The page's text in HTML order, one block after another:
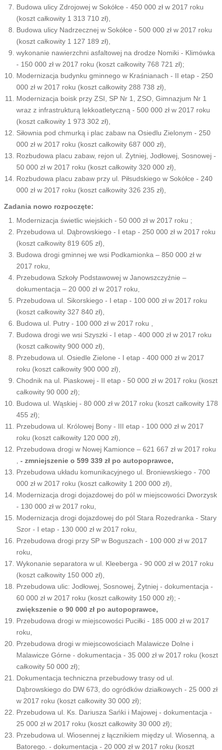
Budowa ulicy Zdrojowej w Sokółce - 450 000 zł w 2017 roku
(koszt całkowity 1 313 710 zł),
Budowa ulicy Nadrzecznej w Sokółce - 500 000 zł w 2017 roku
(koszt całkowity 1 127 189 zł),
wykonanie nawierzchni asfaltowej na drodze Nomiki - Klimówka
- 150 000 zł w 2017 roku (koszt całkowity 768 721 zł);
Modernizacja budynku gminnego w Kraśnianach - II etap - 250
000 zł w 2017 roku (koszt całkowity 288 738 zł),
Modernizacja boisk przy ZSI, SP Nr 1, ZSO, Gimnazjum Nr 1
wraz z infrastrukturą lekkoatletyczną - 500 000 zł w 2017 roku
(koszt całkowity 1 973 302 zł),
Siłownia pod chmurką i plac zabaw na Osiedlu Zielonym - 250
000 zł w 2017 roku (koszt całkowity 687 000 zł),
Rozbudowa placu zabaw, rejon ul. Żytniej, Jodłowej, Sosnowej -
50 000 zł w 2017 roku (koszt całkowity 320 000 zł),
Rozbudowa placu zabaw przy ul. Piłsudskiego w Sokółce - 240
000 zł w 2017 roku (koszt całkowity 326 235 zł),
Zadania nowo rozpoczęte:
Modernizacja świetlic wiejskich - 50 000 zł w 2017 roku ;
Przebudowa ul. Dąbrowskiego - I etap - 250 000 zł w 2017 roku
(koszt całkowity 819 605 zł),
Budowa drogi gminnej we wsi Podkamionka – 850 000 zł w
2017 roku,
Przebudowa Szkoły Podstawowej w Janowszczyźnie –
dokumentacja – 20 000 zł w 2017 roku,
Przebudowa ul. Sikorskiego - I etap - 100 000 zł w 2017 roku
(koszt całkowity 327 840 zł),
Budowa ul. Putry - 100 000 zł w 2017 roku ,
Budowa drogi we wsi Szyszki - I etap - 400 000 zł w 2017 roku
(koszt całkowity 900 000 zł),
Przebudowa ul. Osiedle Zielone - I etap - 400 000 zł w 2017
roku (koszt całkowity 900 000 zł),
Chodnik na ul. Piaskowej - II etap - 50 000 zł w 2017 roku (koszt
całkowity 90 000 zł);
Budowa ul. Wąskiej - 80 000 zł w 2017 roku (koszt całkowity 178
455 zł);
Przebudowa ul. Królowej Bony - III etap - 100 000 zł w 2017
roku (koszt całkowity 120 000 zł),
Przebudowa drogi w Nowej Kamionce – 621 667 zł w 2017 roku
- zmniejszenie o 599 339 zł po autopoprawce,
Przebudowa układu komunikacyjnego ul. Broniewskiego - 700
000 zł w 2017 roku (koszt całkowity 1 200 000 zł),
Modernizacja drogi dojazdowej do pól w miejscowości Dworzysk
- 130 000 zł w 2017 roku,
Modernizacja drogi dojazdowej do pól Stara Rozedranka - Stary
Szor - I etap - 130 000 zł w 2017 roku,
Przebudowa drogi przy SP w Boguszach - 100 000 zł w 2017
roku,
Wykonanie separatora w ul. Kleeberga - 90 000 zł w 2017 roku
(koszt całkowity 150 000 zł),
Przebudowa ulic: Jodłowej, Sosnowej, Żytniej - dokumentacja -
60 000 zł w 2017 roku (koszt całkowity 150 000 zł); -
zwiększenie o 90 000 zł po autopoprawce,
Przebudowa drogi w miejscowości Puciłki - 185 000 zł w 2017
roku,
Przebudowa drogi w miejscowościach Malawicze Dolne i
Malawicze Górne - dokumentacja - 35 000 zł w 2017 roku (koszt
całkowity 50 000 zł);
Dokumentacja techniczna przebudowy trasy od ul.
Dąbrowskiego do DW 673, do ogródków działkowych - 25 000 zł
w 2017 roku (koszt całkowity 30 000 zł);
Przebudowa ul. Ks. Dariusza Sańki i Majowej - dokumentacja -
25 000 zł w 2017 roku (koszt całkowity 30 000 zł);
Przebudowa ul. Wiosennej z łącznikiem między ul. Wiosenną, a
Batorego. - dokumentacja - 20 000 zł w 2017 roku (koszt